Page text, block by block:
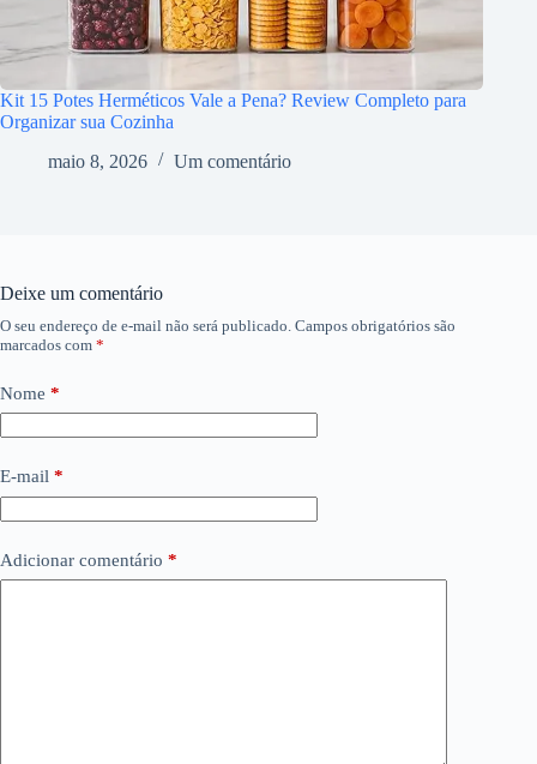
Kit 15 Potes Herméticos Vale a Pena? Review Completo para
Organizar sua Cozinha
maio 8, 2026
Um comentário
Deixe um comentário
O seu endereço de e-mail não será publicado. Campos obrigatórios são
marcados com *
Nome *
E-mail *
Adicionar comentário *